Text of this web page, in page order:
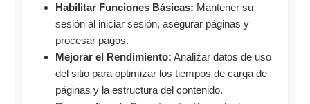
Habilitar Funciones Básicas: Mantener su
sesión al iniciar sesión, asegurar páginas y
procesar pagos.
Mejorar el Rendimiento: Analizar datos de uso
del sitio para optimizar los tiempos de carga de
páginas y la estructura del contenido.